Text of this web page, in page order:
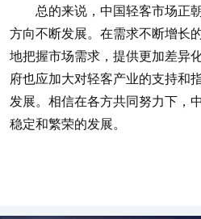
总的来说，中国轻客市场正
方向不断发展。在需求不断增长
地把握市场需求，提供更加差异
府也应加大对轻客产业的支持和
发展。相信在各方共同努力下，
稳定和繁荣的发展。